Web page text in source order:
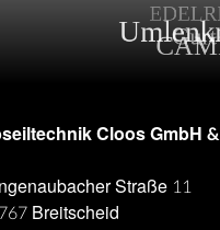
Cloos GmbH
Straße 11
Breitscheid